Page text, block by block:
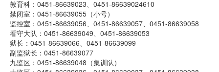
教育科：0451-86639023、0451-86639024610
禁闭室：0451-86639055（小号）
监控室：0451-86639056、0451-86639057、0451-86639058
看守大队：0451-86639049、0451-86639053
狱长：0451-86639066、0451-86639099
副监狱长：0451-86639077
九监区：0451-86639048（集训队）